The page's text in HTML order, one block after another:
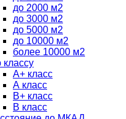
до 2000 м2
до 3000 м2
до 5000 м2
до 10000 м2
более 10000 м2
классу
A+ класс
А класс
В+ класс
B класс